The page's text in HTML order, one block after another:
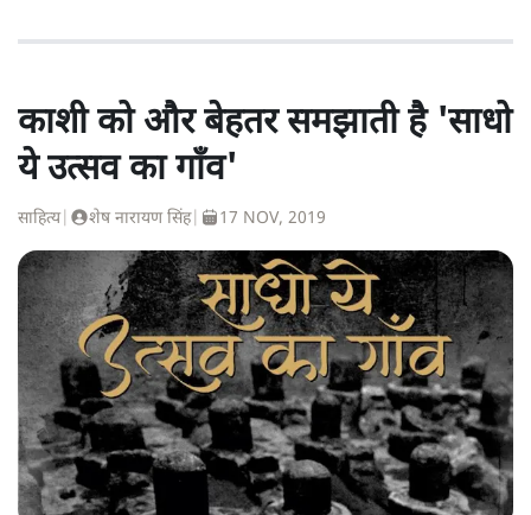
काशी को और बेहतर समझाती है 'साधो
ये उत्सव का गाँव'
साहित्य| शेष नारायण सिंह| 17 NOV, 2019